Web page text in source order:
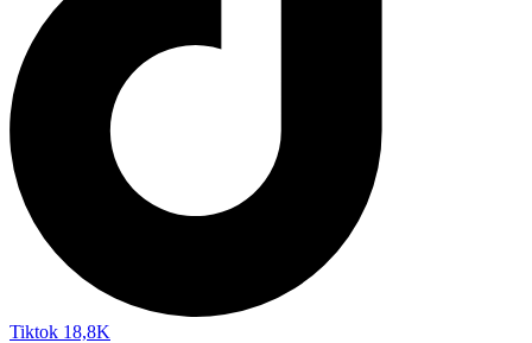
Tiktok 18,8K